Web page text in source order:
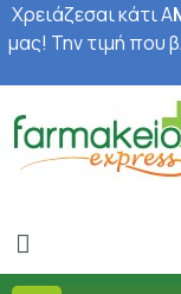
Χρειάζεσαι κάτι Α
μας! Την τιμή που